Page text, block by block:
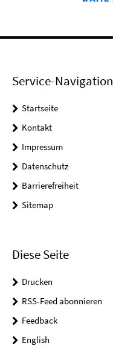
Service-Navigation
Startseite
Kontakt
Impressum
Datenschutz
Barrierefreiheit
Sitemap
Diese Seite
Drucken
RSS-Feed abonnieren
Feedback
English